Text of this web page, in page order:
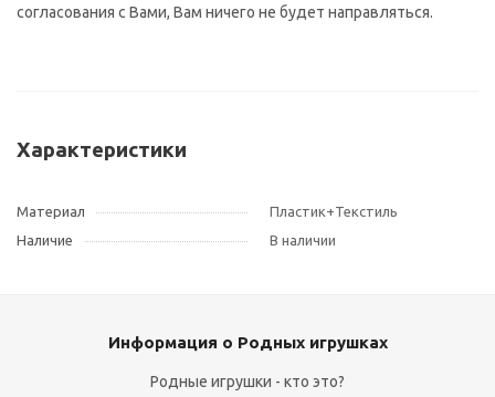
согласования с Вами, Вам ничего не будет направляться.
Характеристики
Материал
Пластик+Текстиль
Наличие
В наличии
Информация о Родных игрушках
Родные игрушки - кто это?